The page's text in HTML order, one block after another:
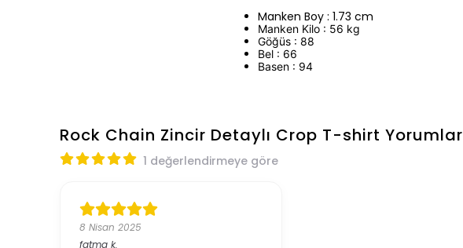
Manken Boy : 1.73 cm
Manken Kilo : 56 kg
Göğüs : 88
Bel : 66
Basen : 94
Rock Chain Zincir Detaylı Crop T-shirt Yorumlar
1 değerlendirmeye göre
8 Nisan 2025
fatma k.